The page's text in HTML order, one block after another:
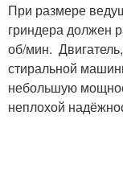
При размере
гриндера должен
об/мин.
стиральной
небольшую
неплохой